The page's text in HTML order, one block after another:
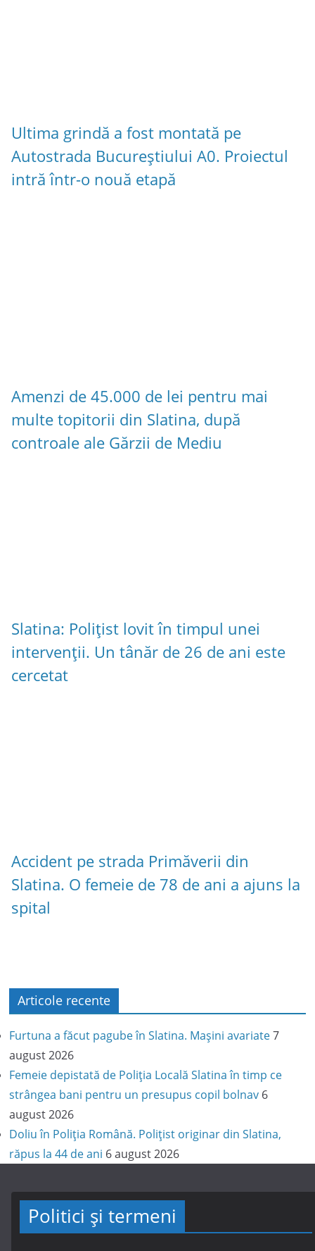
Ultima grindă a fost montată pe
Autostrada Bucureștiului A0. Proiectul
intră într-o nouă etapă
Amenzi de 45.000 de lei pentru mai
multe topitorii din Slatina, după
controale ale Gărzii de Mediu
Slatina: Polițist lovit în timpul unei
intervenții. Un tânăr de 26 de ani este
cercetat
Accident pe strada Primăverii din
Slatina. O femeie de 78 de ani a ajuns la
spital
Articole recente
Furtuna a făcut pagube în Slatina. Mașini avariate 7
august 2026
Femeie depistată de Poliția Locală Slatina în timp ce
strângea bani pentru un presupus copil bolnav 6
august 2026
Doliu în Poliția Română. Polițist originar din Slatina,
răpus la 44 de ani 6 august 2026
Politici și termeni